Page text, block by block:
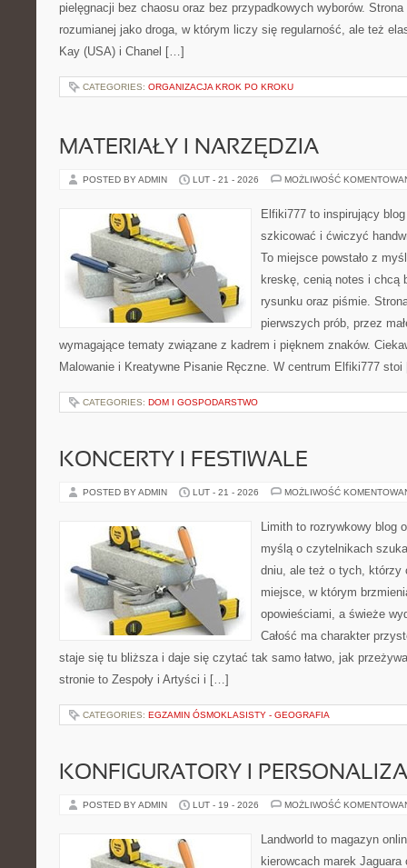
pielęgnacji bez chaosu oraz bez przypadkowych wyborów.
rozumianej jako droga, w którym liczy się regularność, ale też
Kay (USA) i Chanel […]
CATEGORIES: ORGANIZACJA KROK PO KROKU
MATERIAŁY I NARZĘDZIA
POSTED BY ADMIN LUT - 21 - 2026 MOŻLIWOŚĆ
Elfiki777 to inspirujący
szkicować i ćwiczyć
To miejsce powstało z
kreskę, cenią notes i chcą
rysunku oraz piśmie.
pierwszych prób, przez
wymagające tematy związane z kadrem i pięknem znaków.
Malowanie i Kreatywne Pisanie Ręczne. W centrum Elfiki777
CATEGORIES: DOM I GOSPODARSTWO
KONCERTY I FESTIWALE
POSTED BY ADMIN LUT - 21 - 2026 MOŻLIWOŚĆ
Limith to rozrywkowy blog
myślą o czytelnikach
dniu, ale też o tych, którzy
miejsce, w którym
opowieściami, a świeże
Całość ma charakter
staje się tu bliższa i daje się czytać tak samo łatwo, jak
stronie to Zespoły i Artyści i […]
CATEGORIES: EGZAMIN ÓSMOKLASISTY - GEOGRAFIA
KONFIGURATORY I
POSTED BY ADMIN LUT - 19 - 2026 MOŻLIWOŚĆ
Landworld to magazyn
kierowcach marek Jaguara